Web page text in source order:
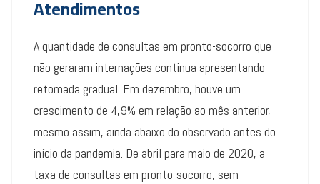
Atendimentos
A quantidade de consultas em pronto-socorro que
não geraram internações continua apresentando
retomada gradual. Em dezembro, houve um
crescimento de 4,9% em relação ao mês anterior,
mesmo assim, ainda abaixo do observado antes do
início da pandemia. De abril para maio de 2020, a
taxa de consultas em pronto-socorro, sem